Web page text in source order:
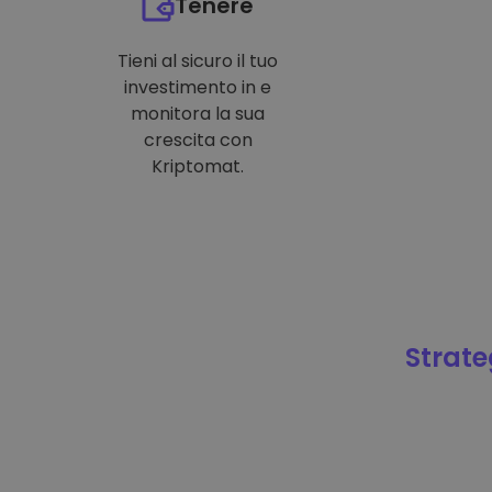
Tieni al sicuro il tuo
investimento in e
monitora la sua
crescita con
Kriptomat.